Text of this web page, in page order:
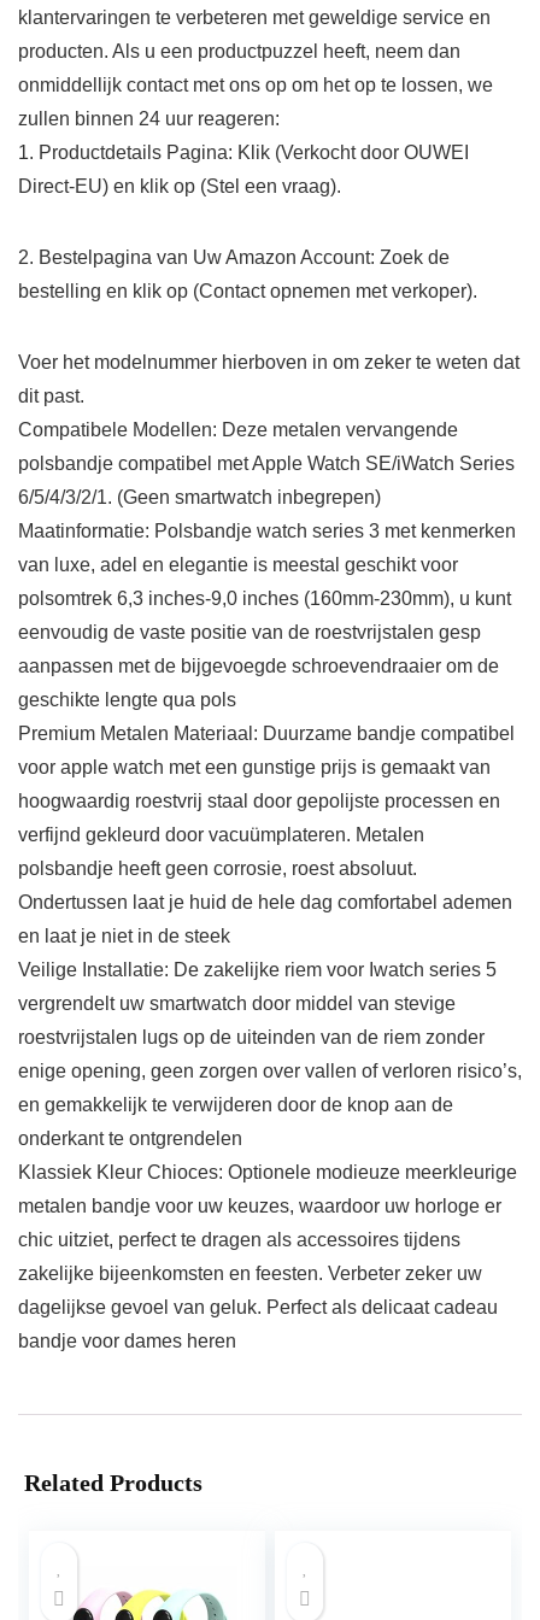
klantervaringen te verbeteren met geweldige service en
producten. Als u een productpuzzel heeft, neem dan
onmiddellijk contact met ons op om het op te lossen, we
zullen binnen 24 uur reageren:
1. Productdetails Pagina: Klik (Verkocht door OUWEI
Direct-EU) en klik op (Stel een vraag).
2. Bestelpagina van Uw Amazon Account: Zoek de
bestelling en klik op (Contact opnemen met verkoper).
Voer het modelnummer hierboven in om zeker te weten dat
dit past.
Compatibele Modellen: Deze metalen vervangende
polsbandje compatibel met Apple Watch SE/iWatch Series
6/5/4/3/2/1. (Geen smartwatch inbegrepen)
Maatinformatie: Polsbandje watch series 3 met kenmerken
van luxe, adel en elegantie is meestal geschikt voor
polsomtrek 6,3 inches-9,0 inches (160mm-230mm), u kunt
eenvoudig de vaste positie van de roestvrijstalen gesp
aanpassen met de bijgevoegde schroevendraaier om de
geschikte lengte qua pols
Premium Metalen Materiaal: Duurzame bandje compatibel
voor apple watch met een gunstige prijs is gemaakt van
hoogwaardig roestvrij staal door gepolijste processen en
verfijnd gekleurd door vacuümplateren. Metalen
polsbandje heeft geen corrosie, roest absoluut.
Ondertussen laat je huid de hele dag comfortabel ademen
en laat je niet in de steek
Veilige Installatie: De zakelijke riem voor Iwatch series 5
vergrendelt uw smartwatch door middel van stevige
roestvrijstalen lugs op de uiteinden van de riem zonder
enige opening, geen zorgen over vallen of verloren risico’s,
en gemakkelijk te verwijderen door de knop aan de
onderkant te ontgrendelen
Klassiek Kleur Chioces: Optionele modieuze meerkleurige
metalen bandje voor uw keuzes, waardoor uw horloge er
chic uitziet, perfect te dragen als accessoires tijdens
zakelijke bijeenkomsten en feesten. Verbeter zeker uw
dagelijkse gevoel van geluk. Perfect als delicaat cadeau
bandje voor dames heren
Related Products